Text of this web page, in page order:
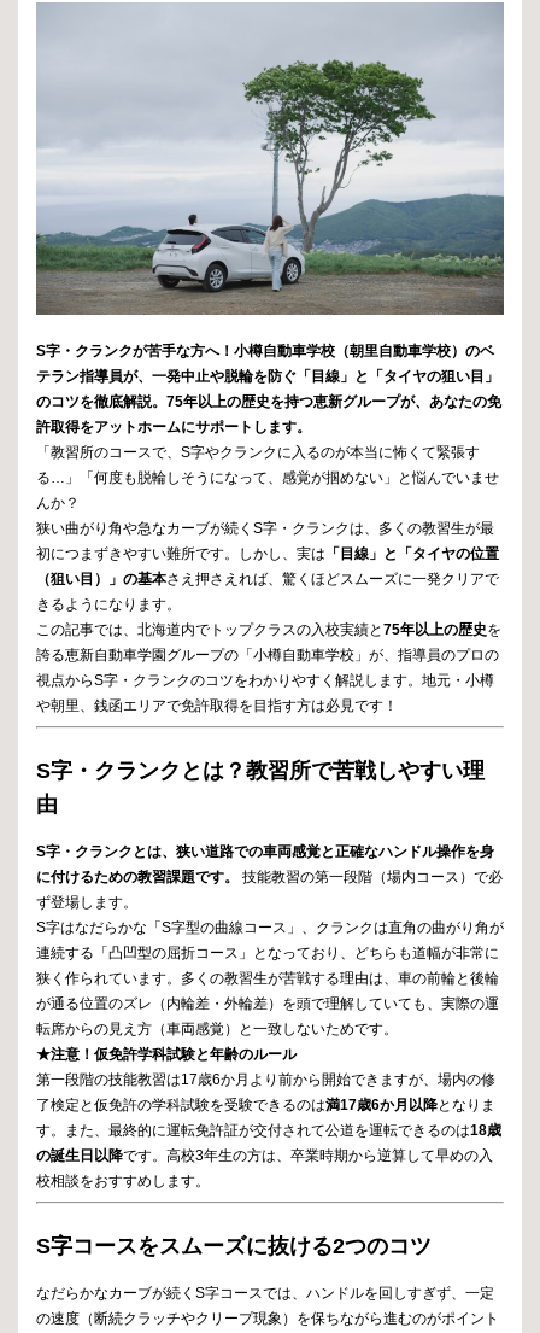
S字・クランクが苦手な方へ！小樽自動車学校（朝里自動車学校）のベ
テラン指導員が、一発中止や脱輪を防ぐ「目線」と「タイヤの狙い目」
のコツを徹底解説。75年以上の歴史を持つ恵新グループが、あなたの免
許取得をアットホームにサポートします。
「教習所のコースで、S字やクランクに入るのが本当に怖くて緊張す
る…」「何度も脱輪しそうになって、感覚が掴めない」と悩んでいませ
んか？
狭い曲がり角や急なカーブが続くS字・クランクは、多くの教習生が最
初につまずきやすい難所です。しかし、実は 「目線」と「タイヤの位置
（狙い目）」の基本さえ押さえれば、驚くほどスムーズに一発クリアで
きるようになります。
この記事では、北海道内でトップクラスの入校実績と75年以上の歴史を
誇る恵新自動車学園グループの「小樽自動車学校」が、指導員のプロの
視点からS字・クランクのコツをわかりやすく解説します。地元・小樽
や朝里、銭函エリアで免許取得を目指す方は必見です！
S字・クランクとは？教習所で苦戦しやすい理
由
S字・クランクとは、狭い道路での車両感覚と正確なハンドル操作を身
に付けるための教習課題です。
技能教習の第一段階（場内コース）で必
ず登場します。
S字はなだらかな「S字型の曲線コース」、クランクは直角の曲がり角が
連続する「凸凹型の屈折コース」となっており、どちらも道幅が非常に
狭く作られています。多くの教習生が苦戦する理由は、車の前輪と後輪
が通る位置のズレ（内輪差・外輪差）を頭で理解していても、実際の運
転席からの見え方（車両感覚）と一致しないためです。
★注意！仮免許学科試験と年齢のルール
第一段階の技能教習は17歳6か月より前から開始できますが、場内の修
了検定と仮免許の学科試験を受験できるのは満17歳6か月以降となりま
す。また、最終的に運転免許証が交付されて公道を運転できるのは18歳
の誕生日以降です。高校3年生の方は、卒業時期から逆算して早めの入
校相談をおすすめします。
S字コースをスムーズに抜ける2つのコツ
なだらかなカーブが続くS字コースでは、ハンドルを回しすぎず、一定
の速度（断続クラッチやクリープ現象）を保ちながら進むのがポイント